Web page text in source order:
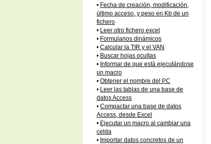
• Fecha de creación, modificación,
último acceso, y peso en Kb de un
fichero
•
Leer otro fichero excel
• Formularios dinámicos
• Calcular la TIR y el VAN
• Buscar hojas ocultas
• Informar de que está ejecutándose
un macro
• Obtener el nombre del PC
•
Leer las tablas de una base de
datos Access
• Compactar una base de datos
Access, desde Excel
• Ejecutar un macro al cambiar una
celda
• Importar datos concretos de un